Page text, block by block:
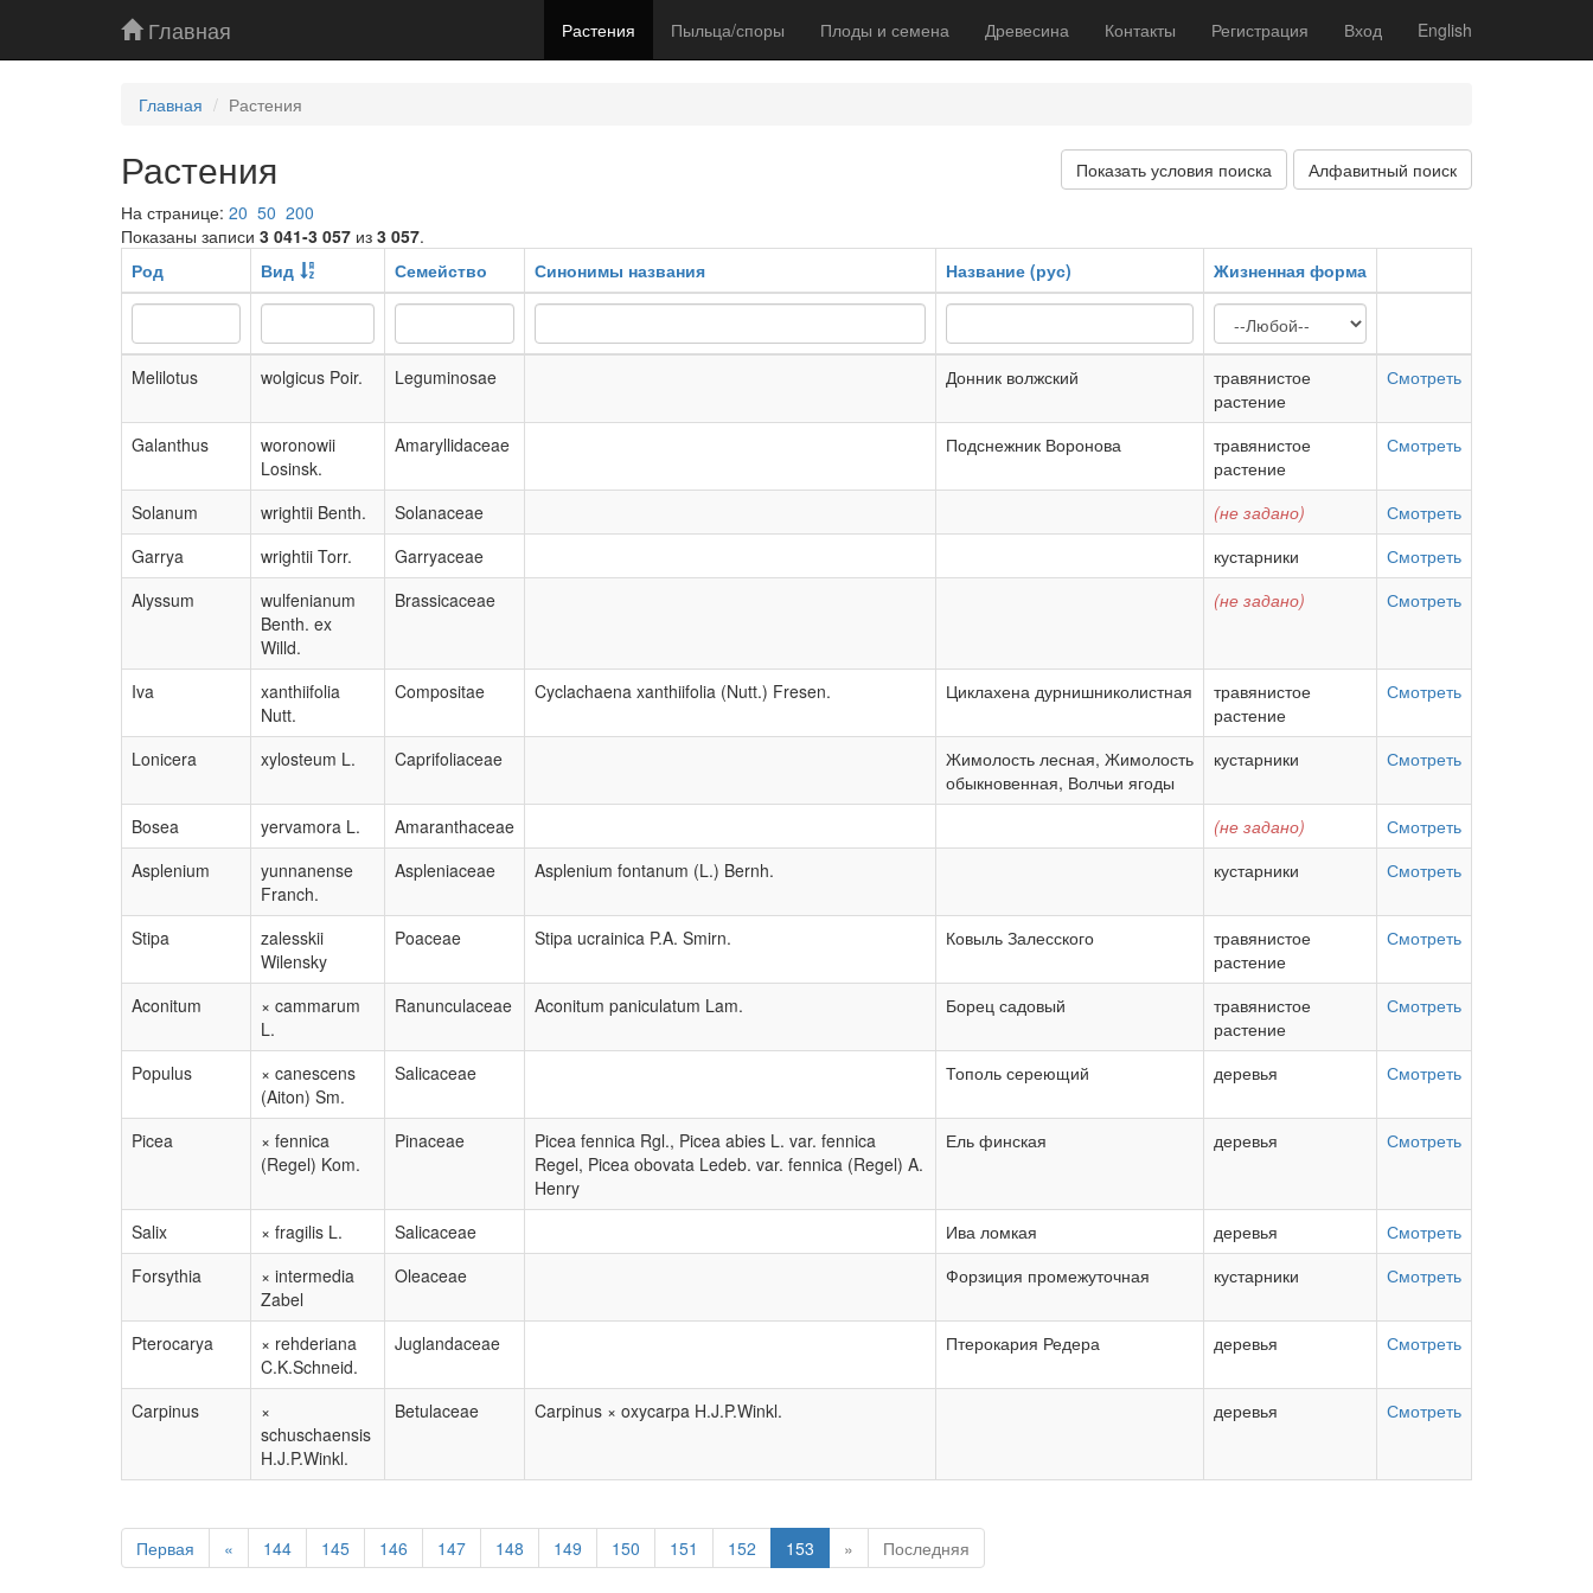
Главная Растения Пыльца/споры Плоды и семена Древесина Контакты Регистрация Вход English
Главная Растения
Показать условия поиска Алфавитный поиск
Растения
На странице: 20 50 200
Показаны записи 3 041-3 057 из 3 057.
Род
Вид Семейство Синонимы названия Название (рус) Жизненная форма
Melilotus wolgicus Poir. Leguminosae Донник волжский
травянистое
растение
Смотреть
Galanthus
woronowii
Losinsk.
Amaryllidaceae Подснежник Воронова
травянистое
растение
Смотреть
Solanum wrightii Benth. Solanaceae (не задано)
Смотреть
Garrya
wrightii Torr. Garryaceae кустарники
Смотреть
Alyssum
wulfenianum
Benth. ex
Willd.
Brassicaceae (не задано) Смотреть
Iva
xanthiifolia
Nutt.
Compositae Cyclachaena xanthiifolia (Nutt.) Fresen. Циклахена дурнишниколистная
травянистое
растение
Смотреть
Lonicera xylosteum L. Caprifoliaceae
Жимолость лесная, Жимолость
обыкновенная, Волчьи ягоды
кустарники Смотреть
Bosea yervamora L. Amaranthaceae (не задано)
Смотреть
Asplenium
yunnanense
Franch.
Aspleniaceae Asplenium fontanum (L.) Bernh. кустарники Смотреть
Stipa
zalesskii
Wilensky
Poaceae Stipa ucrainica P.A. Smirn. Ковыль Залесского
травянистое
растение
Смотреть
Aconitum
× cammarum
L.
Ranunculaceae Aconitum paniculatum Lam. Борец садовый
травянистое
растение
Смотреть
Populus
× canescens
(Aiton) Sm.
Salicaceae Тополь сереющий деревья Смотреть
Picea
× fennica
(Regel) Kom.
Pinaceae
Picea fennica Rgl., Picea abies L. var. fennica
Regel, Picea obovata Ledeb. var. fennica (Regel) A.
Henry
Ель финская деревья Смотреть
Salix × fragilis L. Salicaceae Ива ломкая деревья
Смотреть
Forsythia
× intermedia
Zabel
Oleaceae Форзиция промежуточная кустарники Смотреть
Pterocarya
× rehderiana
C.K.Schneid.
Juglandaceae Птерокария Редера деревья Смотреть
Carpinus
×
schuschaensis
H.J.P.Winkl.
Betulaceae Carpinus × oxycarpa H.J.P.Winkl. деревья Смотреть
Первая « 144 145 146 147 148 149 150 151 152 153 » Последняя